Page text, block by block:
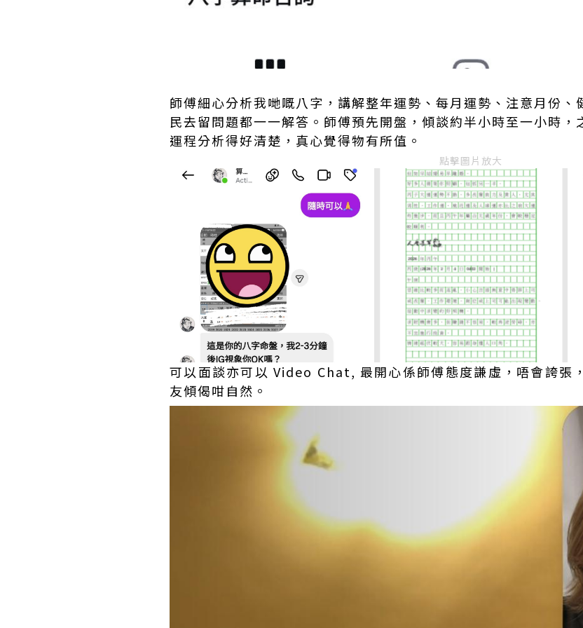
師傅細心分析我哋嘅八字，講解整年運勢、每月運勢、注意月份
民去留問題都一一解答。師傅預先開盤，傾談約半小時至一小時，
運程分析得好清楚，真心覺得物有所值。
點擊圖片放大
可以面談亦可以 Video Chat, 最開心係師傅態度謙虛，唔會誇張
友傾偈咁自然。